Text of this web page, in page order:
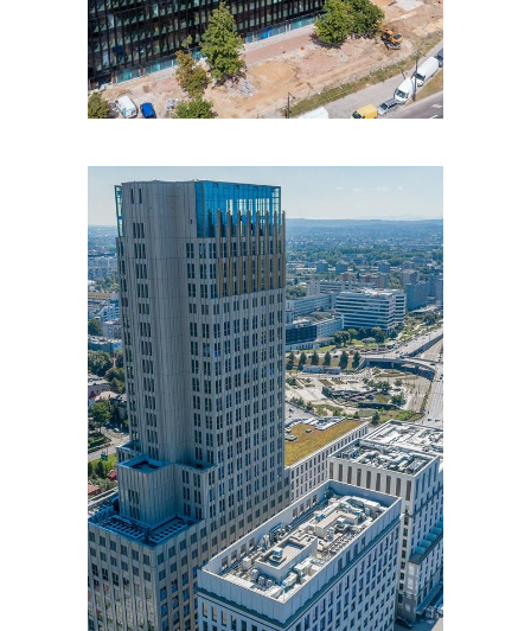
PORTFOLIOS